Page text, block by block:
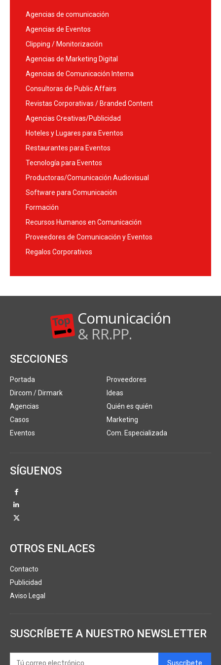
Agencias de comunicación
Agencias de Eventos
Clipping / Monitorización
Agencias de Marketing Digital
Agencias de Comunicación Interna
Consultoras de Public Affairs
Revistas Corporativas / Branded Content
Agencias Creativas/Publicidad
Hoteles y Lugares para Eventos
Restaurantes para Eventos
Tecnología para Eventos
Productoras/Comunicación Audiovisual
Software para Comunicación
Formación
Recursos Humanos en Comunicación
Proveedores de Comunicación y Eventos
Regalos Corporativos
Comunicación
& RR.PP.
SECCIONES
Portada
Dircom / Dirmark
Agencias
Casos
Eventos
Proveedores
Ideas
Quién es quién
Marketing
Com. Especializada
SÍGUENOS
OTROS ENLACES
Contacto
Publicidad
Aviso Legal
SUSCRÍBETE A NUESTRO NEWSLETTER
Suscríbete